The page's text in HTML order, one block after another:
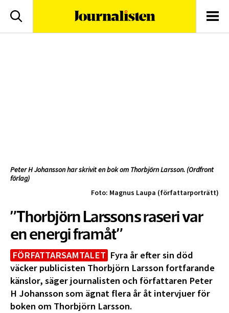
Sök
Peter H Johansson har skrivit en bok om Thorbjörn Larsson. (Ordfront
förlag)
Foto: Magnus Laupa (författarporträtt)
”Thorbjörn Larssons raseri var
en energi framåt”
FÖRFATTARSAMTALET Fyra år efter sin död
väcker publicisten Thorbjörn Larsson fortfarande
känslor, säger journalisten och författaren Peter
H Johansson som ägnat flera år åt intervjuer för
boken om Thorbjörn Larsson.